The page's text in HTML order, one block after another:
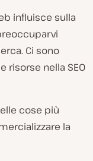
influisce sulla
Ci sono
risorse nella SEO
cose più
la